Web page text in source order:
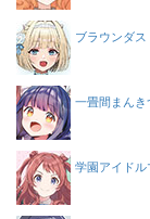
ブラウンダス
一畳間まんき
学園アイドル